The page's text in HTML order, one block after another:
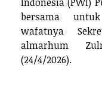
bersama
wafatnya
almarhum
(24/4/2026).